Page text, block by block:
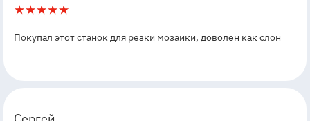
5
1
Покупал этот станок для резки мозаики, доволен как слон
55